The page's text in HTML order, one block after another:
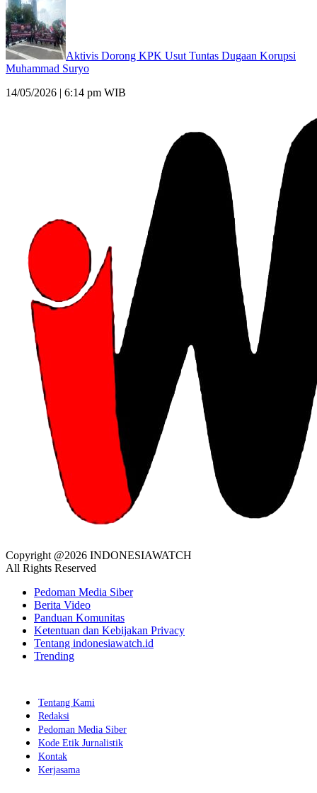
Aktivis Dorong KPK Usut Tuntas Dugaan Korupsi
Muhammad Suryo
14/05/2026 | 6:14 pm WIB
Copyright @2026 INDONESIAWATCH
All Rights Reserved
Pedoman Media Siber
Berita Video
Panduan Komunitas
Ketentuan dan Kebijakan Privacy
Tentang indonesiawatch.id
Trending
Tentang Kami
Redaksi
Pedoman Media Siber
Kode Etik Jurnalistik
Kontak
Kerjasama